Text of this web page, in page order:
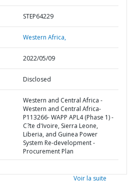
STEP64229
Western Africa,
2022/05/09
Disclosed
Western and Central Africa -
Western and Central Africa-
P113266- WAPP APL4 (Phase 1) -
C?te d'Ivoire, Sierra Leone,
Liberia, and Guinea Power
System Re-development -
Procurement Plan
Voir la suite